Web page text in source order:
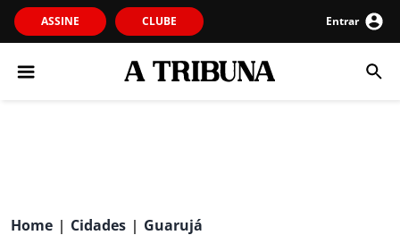
ASSINE CLUBE Entrar
Home | Cidades | Guarujá